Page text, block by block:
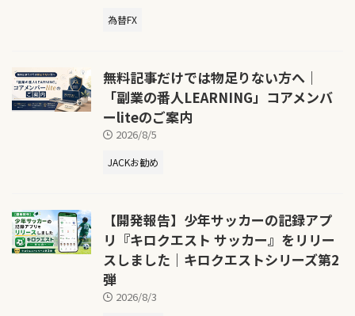
為替FX
無料記事だけでは物足りない方へ｜
「副業の番人LEARNING」コアメンバ
ーliteのご案内
2026/8/5
JACKお勧め
【開発報告】少年サッカーの記録アプ
リ『キロクエスト サッカー』をリリー
スしました｜キロクエストシリーズ第2
弾
2026/8/3